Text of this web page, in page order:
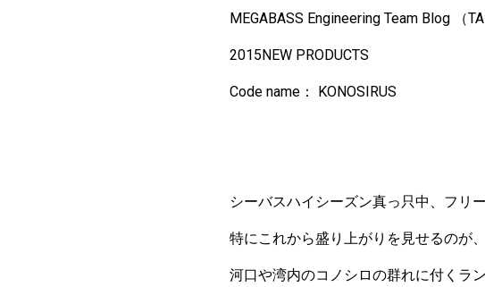
MEGABASS Engineering Team Blog （
­­­­­2015NEW PRODUCTS
Code name： KONOSIRUS
シーバスハイシーズン真っ只中、フリ
特にこれから盛り上がりを見せるのが
河口や湾内のコノシロの群れに付くラ